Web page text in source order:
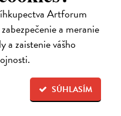
Artforum
a meranie
a zaistenie vášho
SÚHLASÍM